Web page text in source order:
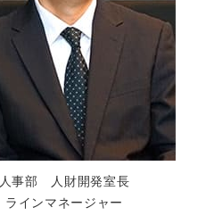
人事部 人財開発室長
ラインマネージャー